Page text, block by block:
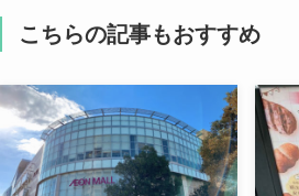
こちらの記事もおすすめ